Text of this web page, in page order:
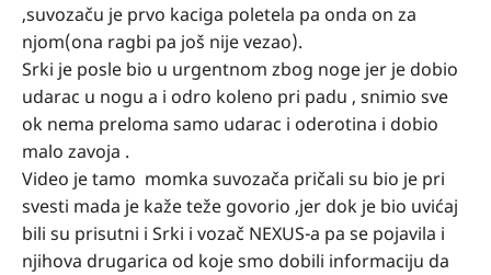
,suvozaču je prvo kaciga poletela pa onda on za
njom(ona ragbi pa još nije vezao).
Srki je posle bio u urgentnom zbog noge jer je dobio
udarac u nogu a i odro koleno pri padu , snimio sve
ok nema preloma samo udarac i oderotina i dobio
malo zavoja .
Video je tamo momka suvozača pričali su bio je pri
svesti mada je kaže teže govorio ,jer dok je bio uvićaj
bili su prisutni i Srki i vozač NEXUS-a pa se pojavila i
njihova drugarica od koje smo dobili informaciju da